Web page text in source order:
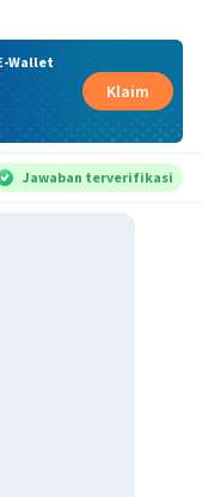
Wallet
Klaim
Jawaban terverifikasi